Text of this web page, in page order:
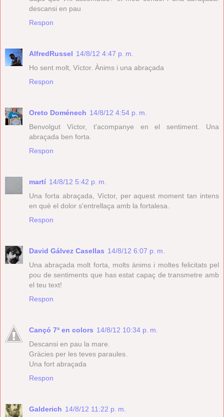
descansi en pau
Respon
AlfredRussel 14/8/12 4:47 p. m.
Ho sent molt, Víctor. Ànims i una abraçada
Respon
Oreto Doménech 14/8/12 4:54 p. m.
Benvolgut Víctor, t'acompanye en el sentiment. Una
abraçada ben forta.
Respon
martí 14/8/12 5:42 p. m.
Una forta abraçada, Víctor, per aquest moment tan intens
en què el dolor s'entrellaça amb la fortalesa.
Respon
David Gálvez Casellas 14/8/12 6:07 p. m.
Una abraçada molt forta, molts ànims i moltes felicitats pel
pou de sentiments que has estat capaç de transmetre amb
el teu text!
Respon
Cançó 7ª en colors 14/8/12 10:34 p. m.
Descansi en pau la mare.
Gràcies per les teves paraules.
Una fort abraçada
Respon
Galderich 14/8/12 11:22 p. m.